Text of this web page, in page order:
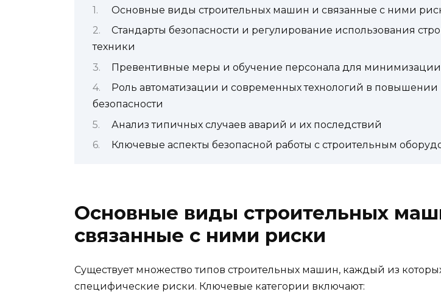
Основные виды строительных машин и связанные с ними
Стандарты безопасности и регулирование использования
техники
Превентивные меры и обучение персонала для
Роль автоматизации и современных технологий в повышении
безопасности
Анализ типичных случаев аварий и их последствий
Ключевые аспекты безопасной работы с строительным
Основные виды строительных
связанные с ними риски
Существует множество типов строительных машин, каждый из
специфические риски. Ключевые категории включают: